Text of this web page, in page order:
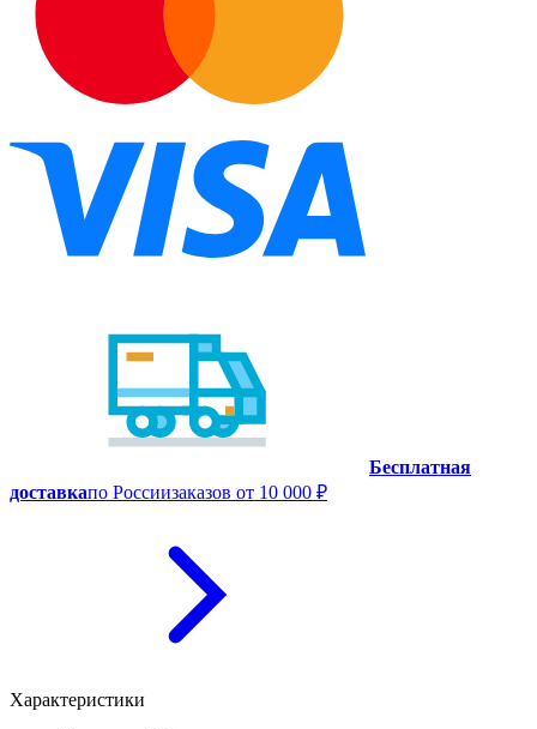
Бесплатная
доставкапо Россиизаказов от 10 000 ₽
Характеристики